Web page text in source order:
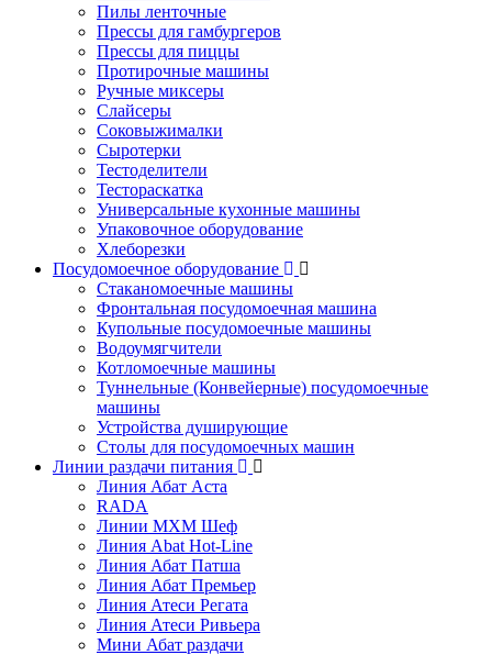
Пилы ленточные
Прессы для гамбургеров
Прессы для пиццы
Протирочные машины
Ручные миксеры
Слайсеры
Соковыжималки
Сыротерки
Тестоделители
Тестораскатка
Универсальные кухонные машины
Упаковочное оборудование
Хлеборезки
Посудомоечное оборудование
Стаканомоечные машины
Фронтальная посудомоечная машина
Купольные посудомоечные машины
Водоумягчители
Котломоечные машины
Туннельные (Конвейерные) посудомоечные
машины
Устройства душирующие
Столы для посудомоечных машин
Линии раздачи питания
Линия Абат Аста
RADA
Линии МХМ Шеф
Линия Abat Hot-Line
Линия Абат Патша
Линия Абат Премьер
Линия Атеси Регата
Линия Атеси Ривьера
Мини Абат раздачи